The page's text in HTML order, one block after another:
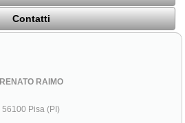
Contatti
RENATO RAIMO
56100 Pisa (PI)